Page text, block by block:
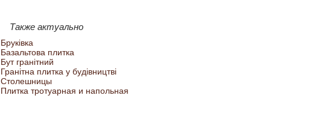
Также актуально
Бруківка
Базальтова плитка
Бут гранітний
Гранітна плитка у будівництві
Столешницы
Плитка тротуарная и напольная